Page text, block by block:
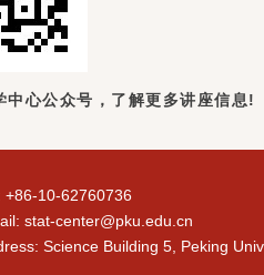
中心公众号，了解更多讲座信息!
+86-10-62760736
stat-center@pku.edu.cn
Science Building 5, Peking